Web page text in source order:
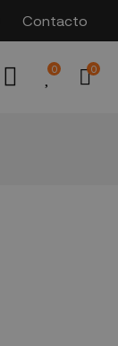
Contacto
0 0